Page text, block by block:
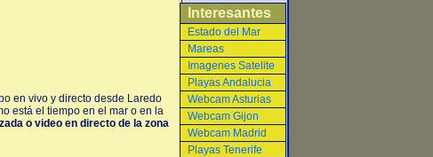
en vivo y directo desde Laredo
está el tiempo en el mar o en la
o video en directo de la zona
Interesantes
Estado del Mar
Mareas
Imagenes Satelite
Playas Andalucia
Webcam Asturias
Webcam Gijon
Webcam Madrid
Playas Tenerife